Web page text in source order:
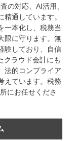
の対応、AI活用、
通しています。
一本化し、税務当
限に守ります。無
験しており
自信
クラウド会計にも
法的コンプライア
えています。税務
にお任せくださ